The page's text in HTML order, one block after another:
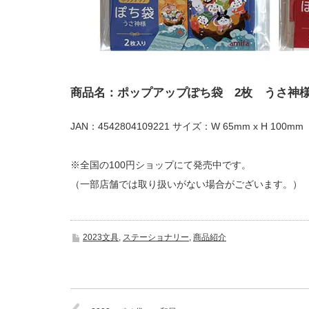
商品名：ポップアップぽち袋 2枚 うさ神
JAN：4542804109221 サイズ：W 65mm x H 100mm
※全国の100円ショップにて発売中です。
（一部店舗では取り扱いがない場合がございます。）
2023文具, ステーショナリー, 商品紹介